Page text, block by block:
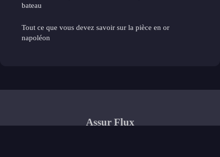
bateau
Tout ce que vous devez savoir sur la pièce en or
napoléon
Assur Flux